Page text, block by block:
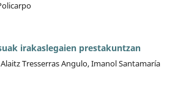
irakaslegaien prestakuntzan
Tresserras Angulo, Imanol Santamaría